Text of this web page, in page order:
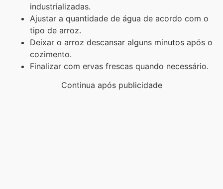
industrializadas.
Ajustar a quantidade de água de acordo com o
tipo de arroz.
Deixar o arroz descansar alguns minutos após o
cozimento.
Finalizar com ervas frescas quando necessário.
Continua após publicidade